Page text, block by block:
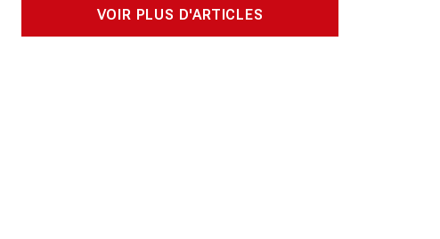
VOIR PLUS D'ARTICLES